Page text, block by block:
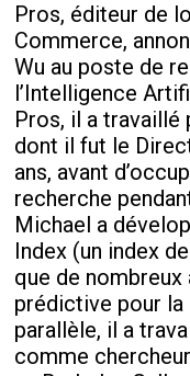
Pros, éditeur de
Commerce,
Wu au poste de
l’Intelligence
Pros, il a travaillé
dont il fut le
ans, avant
recherche
Michael a
Index (un index
que de nombreux
prédictive pour la
parallèle, il a
comme